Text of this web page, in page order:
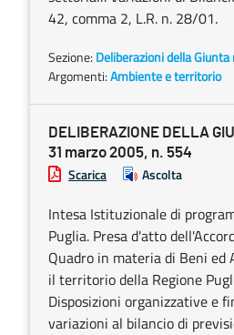
42, comma 2, L.R. n. 28/01.
Sezione: Deliberazioni della
Argomenti:Ambiente e territorio
DELIBERAZIONE DELLA
31 marzo 2005, n. 554
Scarica Ascolta
Intesa Istituzionale di
Puglia. Presa d'atto
Quadro in materia di Beni
il territorio della Regione
Disposizioni organizzative e
variazioni al bilancio di